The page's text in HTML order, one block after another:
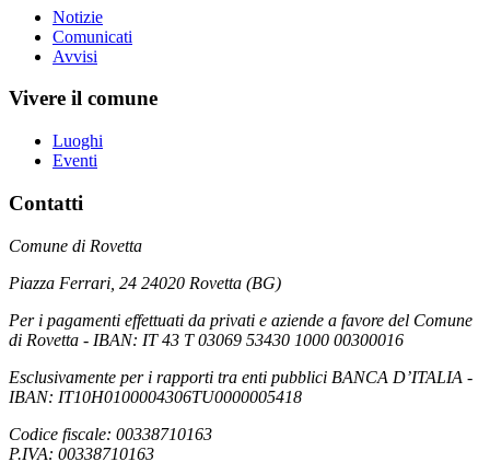
Notizie
Comunicati
Avvisi
Vivere il comune
Luoghi
Eventi
Contatti
Comune di Rovetta
Piazza Ferrari, 24 24020 Rovetta (BG)
Per i pagamenti effettuati da privati e aziende a favore del Comune
di Rovetta - IBAN: IT 43 T 03069 53430 1000 00300016
Esclusivamente per i rapporti tra enti pubblici BANCA D’ITALIA -
IBAN: IT10H0100004306TU0000005418
Codice fiscale: 00338710163
P.IVA: 00338710163